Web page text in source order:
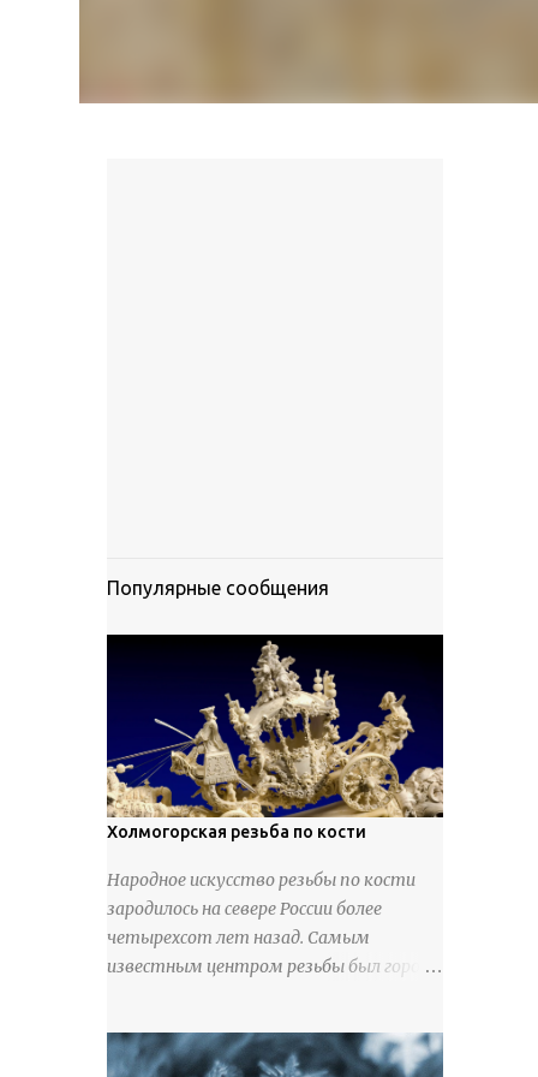
Популярные сообщения
Холмогорская резьба по кости
Народное искусство резьбы по кости
зародилось на севере России более
четырехсот лет назад. Самым
известным центром резьбы был город
служили кости тюленей, рыб и моржей.